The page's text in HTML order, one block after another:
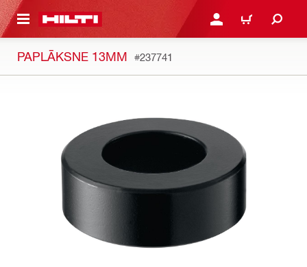
SATURU PIESLĒGTIES VAI
IEPIRKŠANĀS
PAPLĀKSNE 13MM #237741